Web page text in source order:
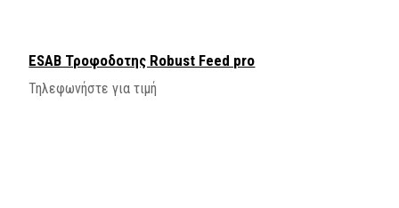
ESAB Τροφοδοτης Robust Feed pro
Τηλεφωνήστε για τιμή